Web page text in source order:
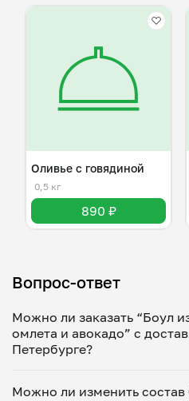
Оливье с говядиной
0,5 кг
890 ₽
Вопрос-ответ
Можно ли заказать “Боул
омлета и авокадо” с
Петербурге?
Укажите удобное время — и
Можно ли изменить состав